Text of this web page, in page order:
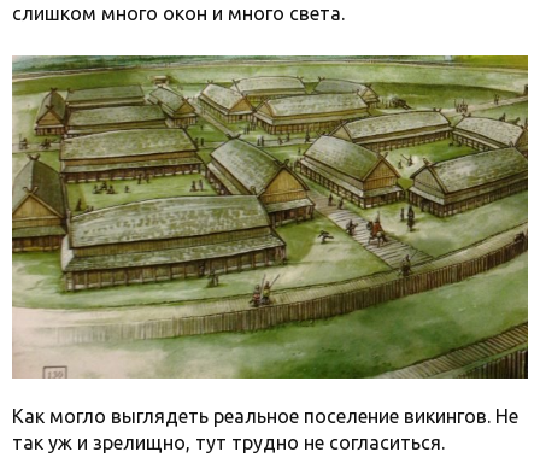
слишком много окон и много света.
Как могло выглядеть реальное поселение викингов. Не
так уж и зрелищно, тут трудно не согласиться.